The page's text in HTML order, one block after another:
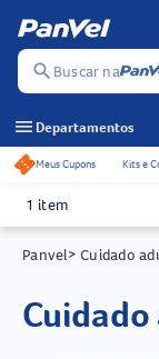
search Buscar na
menu Departamentos
Meus Cupons Kits e
1 item
Panvel> Cuidado